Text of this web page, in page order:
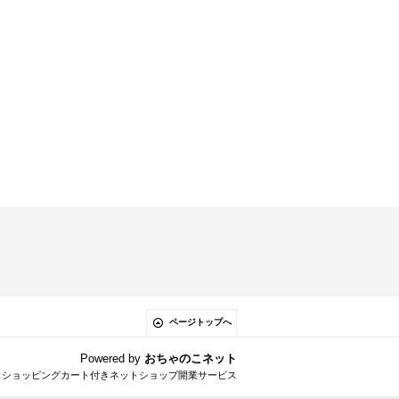
ページトップへ
Powered by おちゃのこネット
ョッピングカート付きネットショップ開業サービス